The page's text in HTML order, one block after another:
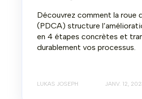
Découvrez comment la roue
(PDCA) structure
en 4 étapes concrètes et
durablement vos processus.
LUKAS JOSEPH JANV. 12,